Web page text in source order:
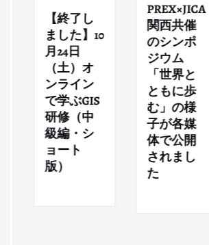
【終了し
ました】10
月24日
（土）オ
ンライン
で学ぶGIS
研修（中
級編・シ
ョート
版）
PREX×JICA
関西共催
のシンポ
ジウム
「世界と
ともに歩
む」の様
子が各媒
体で公開
されまし